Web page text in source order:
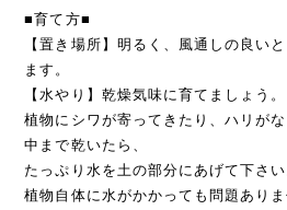
■育て方■
【置き場所】明るく、風通しの良い
ます。
【水やり】乾燥気味に育てましょう。
植物にシワが寄ってきたり、ハリが
中まで乾いたら、
たっぷり水を土の部分にあげて下さい
植物自体に水がかかっても問題あり